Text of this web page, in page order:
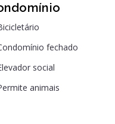
fechado
social
animais